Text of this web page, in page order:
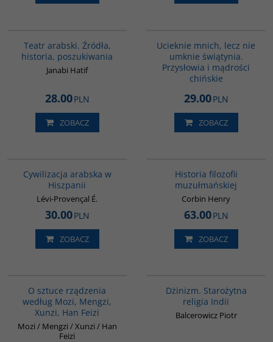
Teatr arabski. Źródła,
historia, poszukiwania
Janabi Hatif
28.00PLN
ZOBACZ
Ucieknie mnich, lecz nie
umknie świątynia.
Przysłowia i mądrości
chińskie
29.00PLN
ZOBACZ
Cywilizacja arabska w
Hiszpanii
Lévi-Provençal É.
30.00PLN
ZOBACZ
Historia filozofii
muzułmańskiej
Corbin Henry
63.00PLN
ZOBACZ
O sztuce rządzenia
według Mozi, Mengzi,
Xunzi, Han Feizi
Mozi / Mengzi / Xunzi / Han
Feizi
Dżinizm. Starożytna
religia Indii
Balcerowicz Piotr